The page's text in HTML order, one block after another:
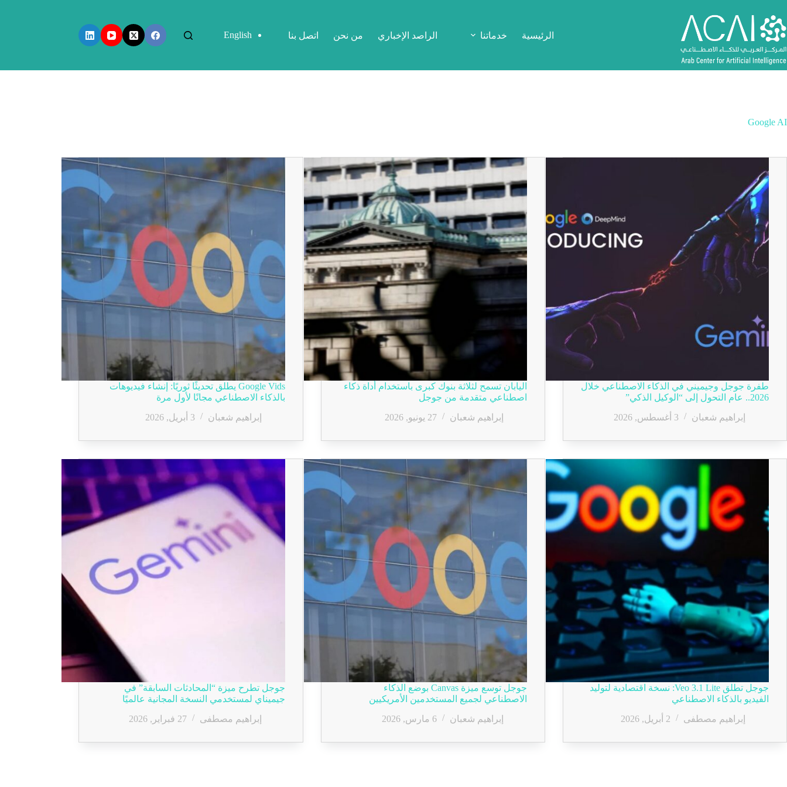
إلى
المحتوى
الرئيسية خدماتنا الراصد الإخباري من نحن اتصل بنا English
Google AI
طفرة جوجل وجيميني في الذكاء الاصطناعي خلال
2026.. عام التحول إلى “الوكيل الذكي”
إبراهيم شعبان
3 أغسطس, 2026
اليابان تسمح لثلاثة بنوك كبرى باستخدام أداة ذكاء
اصطناعي متقدمة من جوجل
إبراهيم شعبان
27 يونيو, 2026
Google Vids يطلق تحديثًا ثوريًا: إنشاء فيديوهات
بالذكاء الاصطناعي مجانًا لأول مرة
إبراهيم شعبان
3 أبريل, 2026
جوجل تطلق Veo 3.1 Lite: نسخة اقتصادية لتوليد
الفيديو بالذكاء الاصطناعي
إبراهيم مصطفى
2 أبريل, 2026
جوجل توسع ميزة Canvas بوضع الذكاء
الاصطناعي لجميع المستخدمين الأمريكيين
إبراهيم شعبان
6 مارس, 2026
جوجل تطرح ميزة “المحادثات السابقة” في
جيميناي لمستخدمي النسخة المجانية عالميًا
إبراهيم مصطفى
27 فبراير, 2026